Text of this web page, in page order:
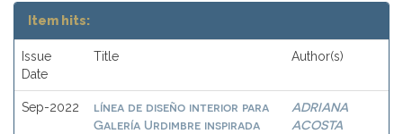
Item hits:
Issue
Date
Title Author(s)
Sep-2022
línea de diseño interior para
Galería Urdimbre inspirada
ADRIANA
ACOSTA